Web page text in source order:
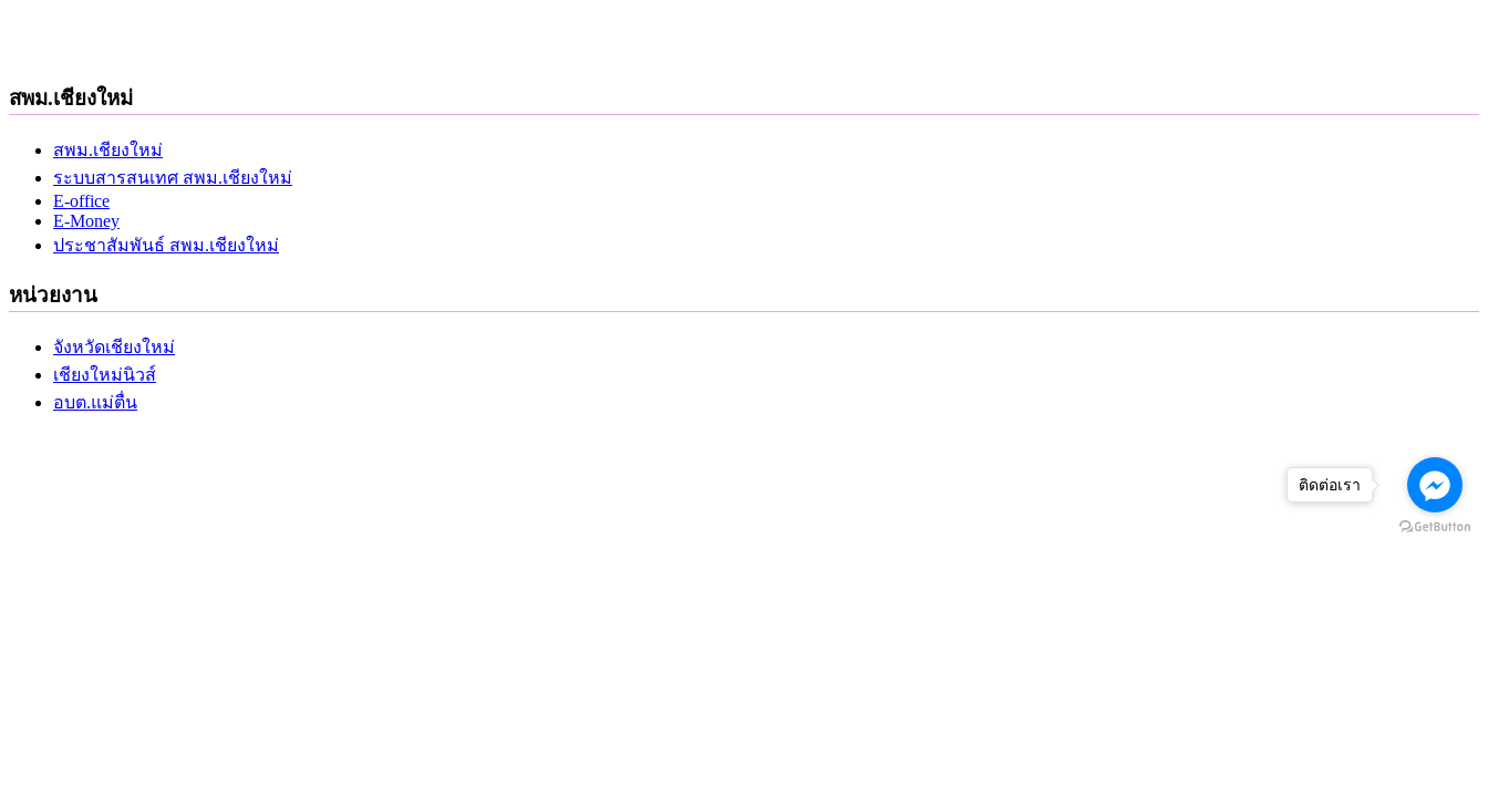
สพม.เชียงใหม่
สพม.เชียงใหม่
ระบบสารสนเทศ สพม.เชียงใหม่
E-office
E-Money
ประชาสัมพันธ์ สพม.เชียงใหม่
หน่วยงาน
จังหวัดเชียงใหม่
เชียงใหม่นิวส์
อบต.แม่ตื่น
ติดต่อเรา